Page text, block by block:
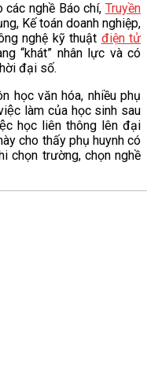
nghề Báo chí, Truyền
Kế toán doanh nghiệp,
nghệ kỹ thuật điện tử
“khát” nhân lực và có
đại số.
học văn hóa, nhiều phụ
làm của học sinh sau
học liên thông lên đại
cho thấy phụ huynh có
chọn trường, chọn nghề